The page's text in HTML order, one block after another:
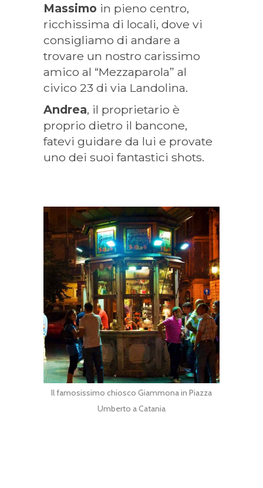
Massimo in pieno centro,
ricchissima di locali, dove vi
consigliamo di andare a
trovare un nostro carissimo
amico al “Mezzaparola” al
civico 23 di via Landolina.
Andrea, il proprietario è
proprio dietro il bancone,
fatevi guidare da lui e provate
uno dei suoi fantastici shots.
Il famosissimo chiosco Giammona in Piazza
Umberto a Catania